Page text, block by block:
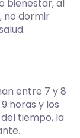
bienestar, al
no dormir
entre 7 y 8
horas y los
tiempo, la